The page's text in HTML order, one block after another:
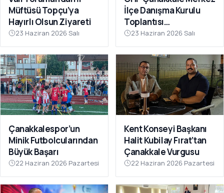
Müftüsü Topçu’ya
Hayırlı Olsun Ziyareti
23 Haziran 2026 Salı
İlçe Danışma Kurulu
Toplantısı
Gerçekleştirildi
23 Haziran 2026 Salı
Çanakkalespor’un
Minik Futbolcularından
Büyük Başarı
22 Haziran 2026 Pazartesi
Kent Konseyi Başkanı
Halit Kubilay Fırat’tan
Çanakkale Vurgusu
22 Haziran 2026 Pazartesi